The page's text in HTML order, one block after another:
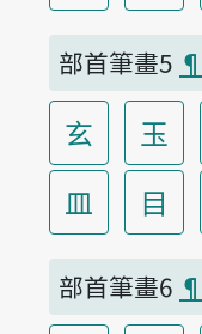
部首筆畫5 ¶
玄 玉
皿
目
部首筆畫6 ¶